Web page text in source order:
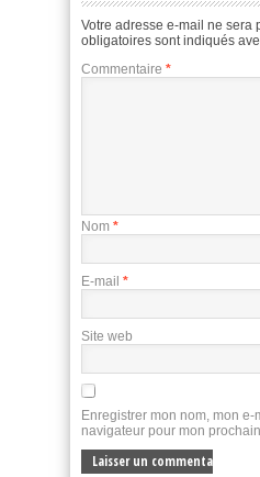
Votre adresse e-mail ne sera
obligatoires sont indiqués
Commentaire *
Nom *
E-mail *
Site web
Enregistrer mon nom, mon
navigateur pour mon